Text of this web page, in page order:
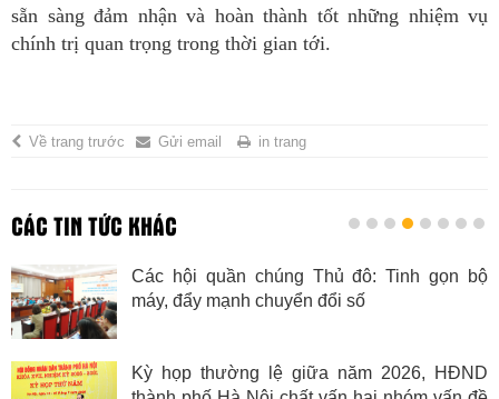
sẵn sàng đảm nhận và hoàn thành tốt những nhiệm vụ
chính trị quan trọng trong thời gian tới.
Về trang trước Gửi email in trang
CÁC TIN TỨC KHÁC
Các hội quần chúng Thủ đô: Tinh gọn bộ
máy, đẩy mạnh chuyển đổi số
Kỳ họp thường lệ giữa năm 2026, HĐND